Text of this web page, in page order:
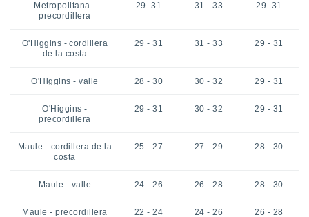
Metropolitana -
precordillera
29 -31 31 - 33 29 -31
O'Higgins - cordillera
de la costa
29 - 31 31 - 33 29 - 31
O'Higgins - valle 28 - 30 30 - 32 29 - 31
O'Higgins -
precordillera
29 - 31 30 - 32 29 - 31
Maule - cordillera de la
costa
25 - 27 27 - 29 28 - 30
Maule - valle 24 - 26 26 - 28 28 - 30
Maule - precordillera 22 - 24 24 - 26 26 - 28